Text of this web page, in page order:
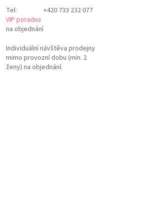
Tel:
+420 733 232 077
VIP poradna
na objednání
Individuální návštěva prodejny
mimo provozní dobu (min. 2
ženy) na objednání.